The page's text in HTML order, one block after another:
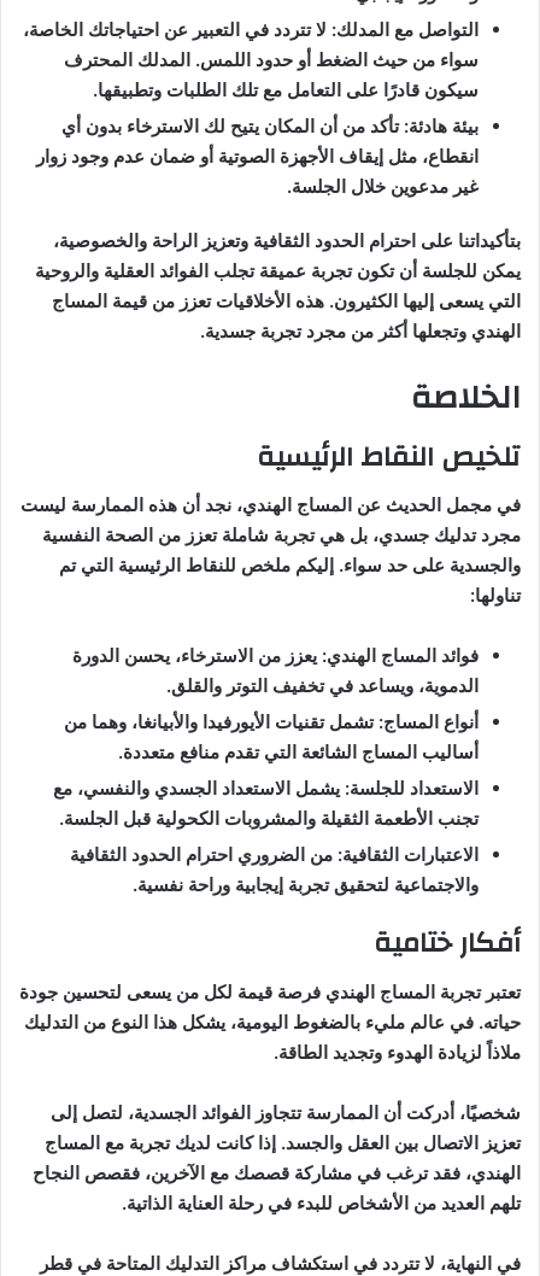
التواصل مع المدلك: لا تتردد في التعبير عن احتياجاتك الخاصة،
سواء من حيث الضغط أو حدود اللمس. المدلك المحترف
سيكون قادرًا على التعامل مع تلك الطلبات وتطبيقها.
بيئة هادئة: تأكد من أن المكان يتيح لك الاسترخاء بدون أي
انقطاع، مثل إيقاف الأجهزة الصوتية أو ضمان عدم وجود زوار
غير مدعوين خلال الجلسة.
بتأكيداتنا على احترام الحدود الثقافية وتعزيز الراحة والخصوصية،
يمكن للجلسة أن تكون تجربة عميقة تجلب الفوائد العقلية والروحية
التي يسعى إليها الكثيرون. هذه الأخلاقيات تعزز من قيمة المساج
الهندي وتجعلها أكثر من مجرد تجربة جسدية.
الخلاصة
تلخيص النقاط الرئيسية
في مجمل الحديث عن المساج الهندي، نجد أن هذه الممارسة ليست
مجرد تدليك جسدي، بل هي تجربة شاملة تعزز من الصحة النفسية
والجسدية على حد سواء. إليكم ملخص للنقاط الرئيسية التي تم
تناولها:
فوائد المساج الهندي: يعزز من الاسترخاء، يحسن الدورة
الدموية، ويساعد في تخفيف التوتر والقلق.
أنواع المساج: تشمل تقنيات الأيورفيدا والأبيانغا، وهما من
أساليب المساج الشائعة التي تقدم منافع متعددة.
الاستعداد للجلسة: يشمل الاستعداد الجسدي والنفسي، مع
تجنب الأطعمة الثقيلة والمشروبات الكحولية قبل الجلسة.
الاعتبارات الثقافية: من الضروري احترام الحدود الثقافية
والاجتماعية لتحقيق تجربة إيجابية وراحة نفسية.
أفكار ختامية
تعتبر تجربة المساج الهندي فرصة قيمة لكل من يسعى لتحسين جودة
حياته. في عالم مليء بالضغوط اليومية، يشكل هذا النوع من التدليك
ملاذاً لزيادة الهدوء وتجديد الطاقة.
شخصيًا، أدركت أن الممارسة تتجاوز الفوائد الجسدية، لتصل إلى
تعزيز الاتصال بين العقل والجسد. إذا كانت لديك تجربة مع المساج
الهندي، فقد ترغب في مشاركة قصصك مع الآخرين، فقصص النجاح
تلهم العديد من الأشخاص للبدء في رحلة العناية الذاتية.
في النهاية، لا تتردد في استكشاف مراكز التدليك المتاحة في قطر